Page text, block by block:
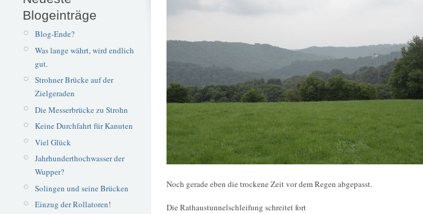
Blogeinträge
Blog-Ende?
Was lange währt, wird endlich
gut.
Strohner Brücke auf der
Zielgeraden
Die Messerbrücke zu Strohn
Keine Durchfahrt für Kanuten
Viel Glück
Jahrhunderthochwasser der
Wupper?
Solingen und seine Brücken
Einzug der Rollatoren!
Noch gerade eben die trockene Zeit vor dem Regen abgepasst.
Die Rathaustunnelschleifung schreitet fort